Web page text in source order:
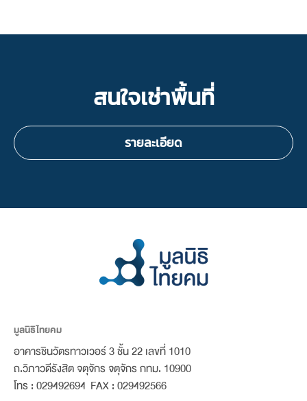
สนใจเช่าพื้นที่
รายละเอียด
มูลนิธิไทยคม
อาคารชินวัตรทาวเวอร์ 3 ชั้น 22 เลขที่ 1010
ถ.วิภาวดีรังสิต จตุจักร จตุจักร กทม. 10900
โทร : 029492694 FAX : 029492566